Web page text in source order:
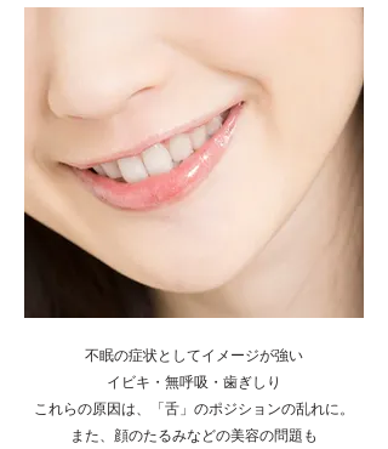
不眠の症状としてイメージが強い
イビキ・無呼吸・歯ぎしり
これらの原因は、「舌」のポジションの乱れに。
また、顔のたるみなどの美容の問題も